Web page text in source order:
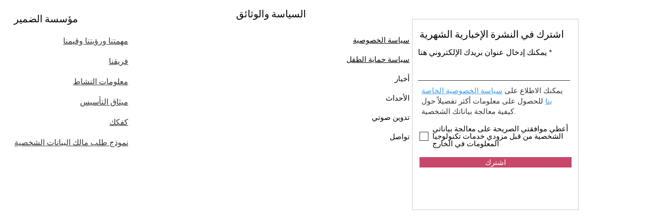
مؤسسة الضمير
مهمتنا ورؤيتنا وقيمنا
فريقنا
معلومات النشاط
ميثاق التأسيس
كفكك
نموذج طلب مالك البيانات الشخصية
السياسة والوثائق
سياسة الخصوصية
سياسة حماية الطفل
أخبار
الأحداث
تدوين صوتي
تواصل
اشترك في النشرة الإخبارية الشهرية
يمكنك إدخال عنوان بريدك الإلكتروني هنا
يمكنك الاطلاع على سياسة الخصوصية الخاصة
بنا للحصول على معلومات أكثر تفصيلاً حول
كيفية معالجة بياناتك الشخصية.
أعطي موافقتي الصريحة على معالجة بياناتي
الشخصية من قبل مزودي خدمات تكنولوجيا
المعلومات في الخارج
اشترك